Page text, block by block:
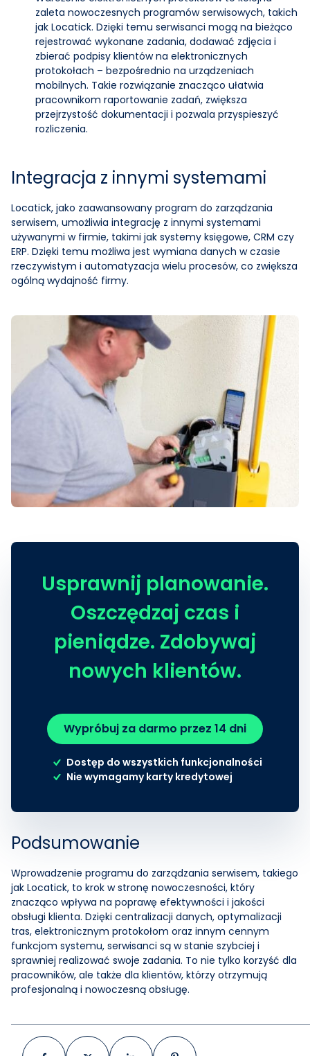
zaleta nowoczesnych programów serwisowych, takich
jak Locatick. Dzięki temu serwisanci mogą na bieżąco
rejestrować wykonane zadania, dodawać zdjęcia i
zbierać podpisy klientów na elektronicznych
protokołach – bezpośrednio na urządzeniach
mobilnych. Takie rozwiązanie znacząco ułatwia
pracownikom raportowanie zadań, zwiększa
przejrzystość dokumentacji i pozwala przyspieszyć
rozliczenia.
Integracja z innymi systemami
Locatick, jako zaawansowany program do zarządzania
serwisem, umożliwia integrację z innymi systemami
używanymi w firmie, takimi jak systemy księgowe, CRM czy
ERP. Dzięki temu możliwa jest wymiana danych w czasie
rzeczywistym i automatyzacja wielu procesów, co zwiększa
ogólną wydajność firmy.
Usprawnij planowanie.
Oszczędzaj czas i
pieniądze. Zdobywaj
nowych klientów.
Wypróbuj za darmo przez 14 dni
Dostęp do wszystkich funkcjonalności
Nie wymagamy karty kredytowej
Podsumowanie
Wprowadzenie programu do zarządzania serwisem, takiego
jak Locatick, to krok w stronę nowoczesności, który
znacząco wpływa na poprawę efektywności i jakości
obsługi klienta. Dzięki centralizacji danych, optymalizacji
tras, elektronicznym protokołom oraz innym cennym
funkcjom systemu, serwisanci są w stanie szybciej i
sprawniej realizować swoje zadania. To nie tylko korzyść dla
pracowników, ale także dla klientów, którzy otrzymują
profesjonalną i nowoczesną obsługę.